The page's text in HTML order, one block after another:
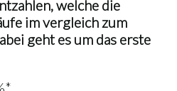
welche die
im vergleich zum
geht es um das erste